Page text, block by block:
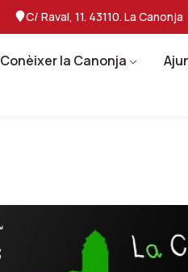
C/ Raval, 11. 43110. La Canonja
Conèixer la Canonja